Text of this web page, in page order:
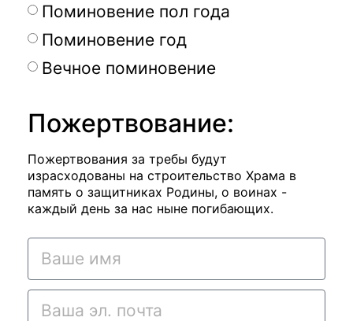
Поминовение пол года
Поминовение год
Вечное поминовение
Пожертвование:
Пожертвования за требы будут
израсходованы на строительство Храма в
память о защитниках Родины, о воинах -
каждый день за нас ныне погибающих.